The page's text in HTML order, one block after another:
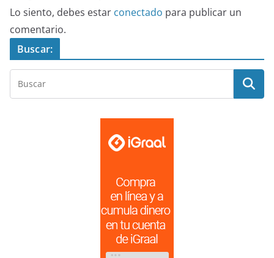
Lo siento, debes estar conectado para publicar un
comentario.
Buscar: